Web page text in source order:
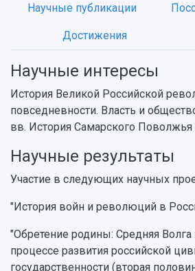
НАЗАД
Об университете
Ключевые факты
Рейтинги
Руководство
Наблюдательный совет
Ученый совет
Ректорат
Кадровый резерв
Персоналии
Сотрудники и
Бортжурнал
Объявления
События
СМИ об университете
Пресс-центр
Газета "Полет"
Мультимедиа
Образование
Абитуриенту
Бакалавриат и специалитет
Магистратура
Аспирантура
Формы обучения
Дополнительное образование
Профессорско-
Научно-исследовательская
Научные школы и ведущие
Диссертационные советы
Подготовка научных кадров
Конкурс на замещение
работников
Научные проекты и темы
Аспирантура и
Справочные материалы
Научная инфраструктура
Научные публикации
Достижения
Научные интересы
История Великой Российской
повседневности. Власть и
вв. История Самарского Поволжья
Научные результаты
Участие в следующих научных
"История войн и революций в
"Обретение родины: Средняя
процессе развития российской
государственности (вторая